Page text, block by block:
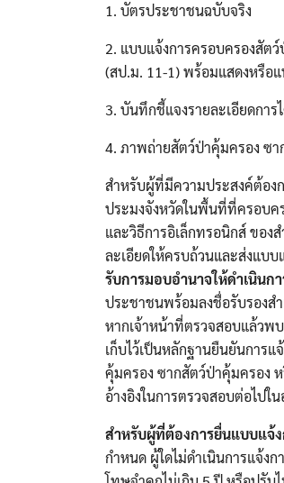
1. บัตรประชาชนฉบับจริง
2. แบบแจ้งการครอบครองสัต
(สป.ม. 11-1) พร้อมแสดงหรือ
3. บันทึกชี้แจงรายละเอียดกา
4. ภาพถ่ายสัตว์ป่าคุ้มครอง ซ
สำหรับผู้ที่มีความประสงค์ต้อง
ประมงจังหวัดในพื้นที่ที่ครอบค
และวิธีการอิเล็กทรอนิกส์ ของ
ละเอียดให้ครบถ้วนและส่งแบ
รับการมอบอำนาจให้ดำเนินก
ประชาชนพร้อมลงชื่อรับรองส
หากเจ้าหน้าที่ตรวจสอบแล้วพ
เก็บไว้เป็นหลักฐานยืนยันการ
คุ้มครอง ซากสัตว์ป่าคุ้มครอง
อ้างอิงในการตรวจสอบต่อไปใ
สำหรับผู้ที่ต้องการยื่นแบบแจ้
กำหนด ผู้ใดไม่ดำเนินการแจ้ง